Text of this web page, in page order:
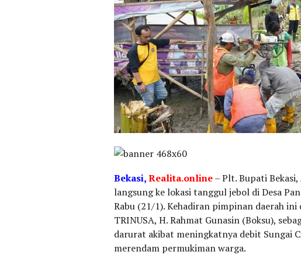
Bekasi,Realita.online– Plt. Bupati
langsung ke lokasi tanggul jebol di Desa
Rabu (21/1). Kehadiran pimpinan daerah
TRINUSA, H. Rahmat Gunasin (Boksu),
darurat akibat meningkatnya debit Sungai
merendam permukiman warga.